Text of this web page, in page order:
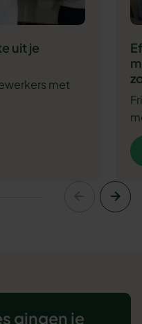
uit je
met
gingen je